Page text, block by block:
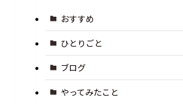
おすすめ
ひとりごと
ブログ
やってみたこと